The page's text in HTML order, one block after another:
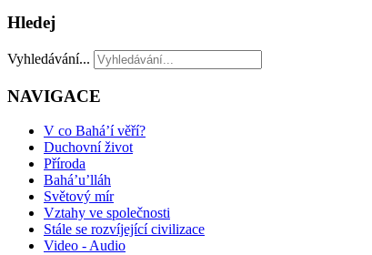
Hledej
Vyhledávání...
NAVIGACE
V co Bahá’í věří?
Duchovní život
Příroda
Bahá’u’lláh
Světový mír
Vztahy ve společnosti
Stále se rozvíjející civilizace
Video - Audio